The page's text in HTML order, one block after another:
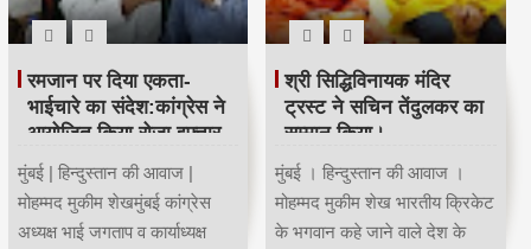
रमजान पर दिया एकता-
भाईचारे का संदेश:कांग्रेस ने
आयोजित किया रोजा इफ्तार
मुंबई | हिन्दुस्तान की आवाज |
मोहम्मद मुकीम शेखमुंबई कांग्रेस
अध्यक्ष भाई जगताप व कार्याध्यक्ष
श्री सिद्धिविनायक मंदिर
ट्रस्ट ने सचिन तेंदुलकर का
सम्मान किया।
मुंबई । हिन्दुस्तान की आवाज ।
मोहम्मद मुकीम शेख भारतीय क्रिकेट
के भगवान कहे जाने वाले देश के